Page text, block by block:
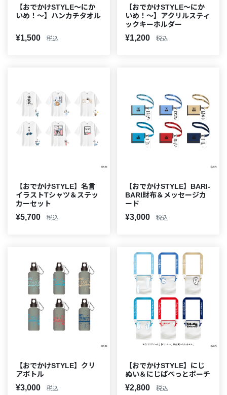
【おでかけSTYLE～にか
いめ！～】ハンカチタオル
¥1,500 税込
【おでかけSTYLE～にか
いめ！～】アクリルスティ
ックキーホルダー
¥1,200 税込
【おでかけSTYLE】名言
イラストTシャツ＆ステッ
カーセット
¥5,700 税込
【おでかけSTYLE】BARI-
BARI財布＆メッセージカ
ード
¥3,000 税込
【おでかけSTYLE】クリ
アボトル
¥3,000 税込
【おでかけSTYLE】にじ
ぬい＆にじぱぺっとポーチ
¥2,800 税込